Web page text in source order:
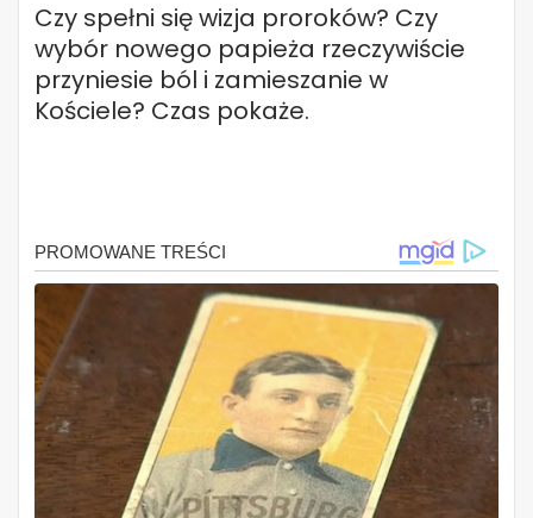
Czy spełni się wizja proroków? Czy
wybór nowego papieża rzeczywiście
przyniesie ból i zamieszanie w
Kościele? Czas pokaże.